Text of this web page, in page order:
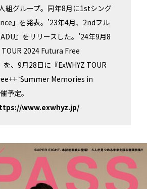
組グループ。同年8月に1stシング
」を発表。’23年4月、2ndフル
』をリリースした。’24年9月8
TOUR 2024 Futura Free
を、9月28日に『ExWHYZ TOUR
‘Summer Memories in
予定。
www.exwhyz.jp/